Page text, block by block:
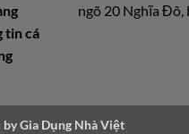
tin cá
ngõ 20 Nghĩa Đô,
byGia Dụng Nhà Việt